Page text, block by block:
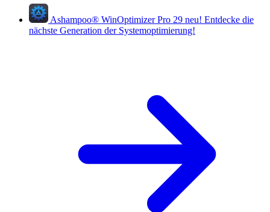
Ashampoo® WinOptimizer Pro 29 neu! Entdecke die
nächste Generation der Systemoptimierung!